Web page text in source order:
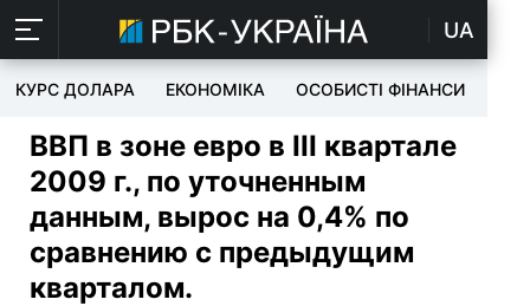
UA
КУРС ДОЛАРА ЕКОНОМІКА ОСОБИСТІ ФІНАНСИ
ВВП в зоне евро в III квартале
2009 г., по уточненным
данным, вырос на 0,4% по
сравнению с предыдущим
кварталом.